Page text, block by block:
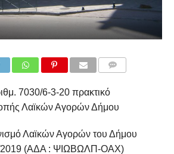
7030/6-3-20 πρακτικό
Λαϊκών Αγορών Δήμου
Λαϊκών Αγορών του Δήμου
2019 (ΑΔΑ : ΨΙΩΒΩΛΠ-ΟΑΧ)